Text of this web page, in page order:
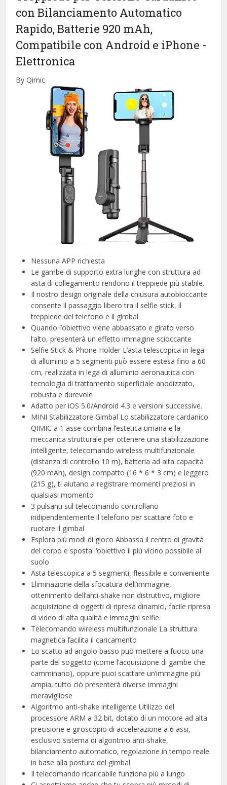
con Bilanciamento Automatico
Rapido, Batterie 920 mAh,
Compatibile con Android e iPhone -
Elettronica
By Qimic
Nessuna APP richiesta
Le gambe di supporto extra lunghe con struttura ad
asta di collegamento rendono il treppiede più stabile.
Il nostro design originale della chiusura autobloccante
consente il passaggio libero tra il selfie stick, il
treppiede del telefono e il gimbal
Quando l’obiettivo viene abbassato e girato verso
l’alto, presenterà un effetto immagine scioccante
Selfie Stick & Phone Holder L’asta telescopica in lega
di alluminio a 5 segmenti può essere estesa fino a 60
cm, realizzata in lega di alluminio aeronautica con
tecnologia di trattamento superficiale anodizzato,
robusta e durevole
Adatto per iOS 5.0/Android 4.3 e versioni successive.
MINI Stabilizzatore Gimbal Lo stabilizzatore cardanico
QIMIC a 1 asse combina l’estetica umana e la
meccanica strutturale per ottenere una stabilizzazione
intelligente, telecomando wireless multifunzionale
(distanza di controllo 10 m), batteria ad alta capacità
(920 mAh), design compatto (16 * 6 * 3 cm) e leggero
(215 g), ti aiutano a registrare momenti preziosi in
qualsiasi momento
3 pulsanti sul telecomando controllano
indipendentemente il telefono per scattare foto e
ruotare il gimbal
Esplora più modi di gioco Abbassa il centro di gravità
del corpo e sposta l’obiettivo il più vicino possibile al
suolo
Asta telescopica a 5 segmenti, flessibile e conveniente
Eliminazione della sfocatura dell’immagine,
ottenimento dell’anti-shake non distruttivo, migliore
acquisizione di oggetti di ripresa dinamici, facile ripresa
di video di alta qualità e immagini selfie.
Telecomando wireless multifunzionale La struttura
magnetica facilita il caricamento
Lo scatto ad angolo basso può mettere a fuoco una
parte del soggetto (come l’acquisizione di gambe che
camminano), oppure puoi scattare un’immagine più
ampia, tutto ciò presenterà diverse immagini
meravigliose
Algoritmo anti-shake intelligente Utilizzo del
processore ARM a 32 bit, dotato di un motore ad alta
precisione e giroscopio di accelerazione a 6 assi,
esclusivo sistema di algoritmo anti-shake,
bilanciamento automatico, regolazione in tempo reale
in base alla postura del gimbal
Il telecomando ricaricabile funziona più a lungo